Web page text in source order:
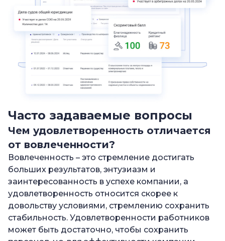
Часто задаваемые вопросы
Чем удовлетворенность отличается
от вовлеченности?
Вовлеченность – это стремление достигать
больших результатов, энтузиазм и
заинтересованность в успехе компании, а
удовлетворенность относится скорее к
довольству условиями, стремлению сохранить
стабильность. Удовлетворенности работников
может быть достаточно, чтобы сохранить